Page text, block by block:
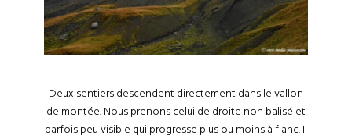
Deux sentiers descendent directement dans le vallon
de montée. Nous prenons celui de droite non balisé et
parfois peu visible qui progresse plus ou moins à flanc. Il